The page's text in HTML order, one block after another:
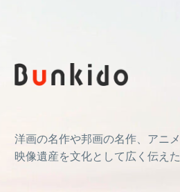
洋画の名作や邦画の名作、アニメ
映像遺産を文化として広く伝えた